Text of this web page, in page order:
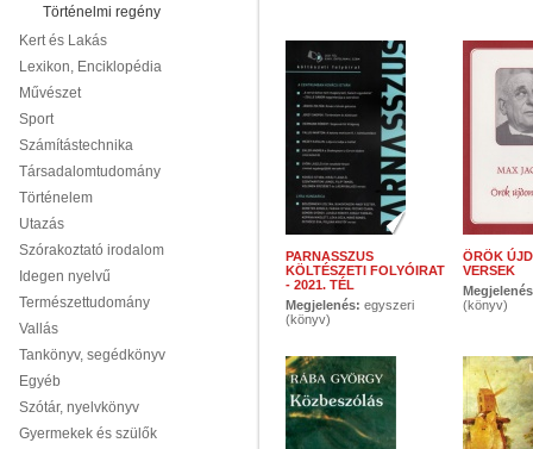
Történelmi regény
Kert és Lakás
Lexikon, Enciklopédia
Művészet
Sport
Számítástechnika
Társadalomtudomány
Történelem
Utazás
Szórakoztató irodalom
Idegen nyelvű
Természettudomány
Vallás
Tankönyv, segédkönyv
Egyéb
Szótár, nyelvkönyv
Gyermekek és szülők
PARNASSZUS
KÖLTÉSZETI FOLYÓIRAT
- 2021. TÉL
Megjelenés: egyszeri
(könyv)
ÖRÖK
VERSEK
(könyv)